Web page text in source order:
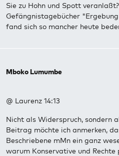
Sie zu Hohn und Spott
Gefängnistagebücher
fand sich so mancher heute
Mboko Lumumbe
@ Laurenz 14:13
Nicht als Widerspruch, sondern
Beitrag möchte ich anmerken,
Beschriebene mMn ein ganz
warum Konservative und